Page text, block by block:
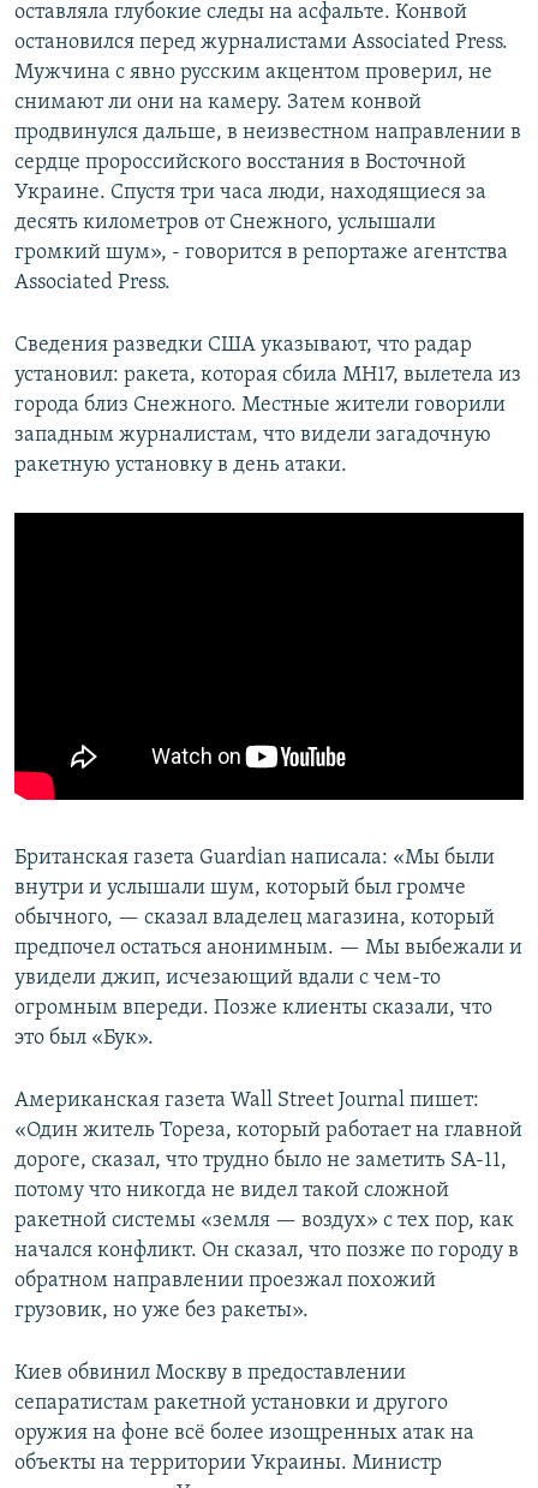
оставляла глубокие следы на асфальте. Конвой
остановился перед журналистами Associated Press.
Мужчина с явно русским акцентом проверил, не
снимают ли они на камеру. Затем конвой
продвинулся дальше, в неизвестном направлении в
сердце пророссийского восстания в Восточной
Украине. Спустя три часа люди, находящиеся за
десять километров от Снежного, услышали
громкий шум», - говорится в репортаже агентства
Associated Press.
Сведения разведки США указывают, что радар
установил: ракета, которая сбила MH17, вылетела из
города близ Снежного. Местные жители говорили
западным журналистам, что видели загадочную
ракетную установку в день атаки.
Британская газета Guardian написала: «Мы были
внутри и услышали шум, который был громче
обычного, — сказал владелец магазина, который
предпочел остаться анонимным. — Мы выбежали и
увидели джип, исчезающий вдали с чем-то
огромным впереди. Позже клиенты сказали, что
это был «Бук».
Американская газета Wall Street Journal пишет:
«Один житель Тореза, который работает на главной
дороге, сказал, что трудно было не заметить SA-11,
потому что никогда не видел такой сложной
ракетной системы «земля — воздух» с тех пор, как
начался конфликт. Он сказал, что позже по городу в
обратном направлении проезжал похожий
грузовик, но уже без ракеты».
Киев обвинил Москву в предоставлении
сепаратистам ракетной установки и другого
оружия на фоне всё более изощренных атак на
объекты на территории Украины. Министр